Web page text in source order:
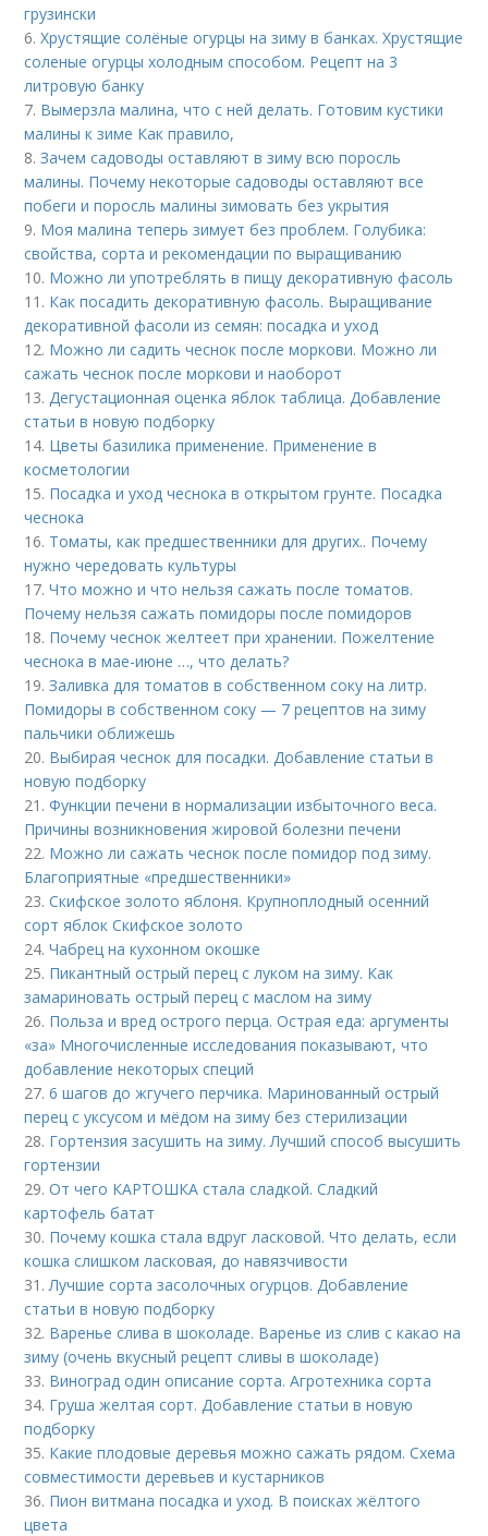
грузински
6.Хрустящие солёные огурцы на зиму в банках. Хрустящие
соленые огурцы холодным способом. Рецепт на 3
литровую банку
7. Вымерзла малина, что с ней делать. Готовим кустики
малины к зиме Как правило,
8.Зачем садоводы оставляют в зиму всю поросль
малины. Почему некоторые садоводы оставляют все
побеги и поросль малины зимовать без укрытия
9. Моя малина теперь зимует без проблем. Голубика:
свойства, сорта и рекомендации по выращиванию
10. Можно ли употреблять в пищу декоративную фасоль
11. Как посадить декоративную фасоль. Выращивание
декоративной фасоли из семян: посадка и уход
12. Можно ли садить чеснок после моркови. Можно ли
сажать чеснок после моркови и наоборот
13.Дегустационная оценка яблок таблица. Добавление
статьи в новую подборку
14. Цветы базилика применение. Применение в
косметологии
15. Посадка и уход чеснока в открытом грунте. Посадка
чеснока
16. Томаты, как предшественники для других.. Почему
нужно чередовать культуры
17.Что можно и что нельзя сажать после томатов.
Почему нельзя сажать помидоры после помидоров
18. Почему чеснок желтеет при хранении. Пожелтение
чеснока в мае-июне …, что делать?
19.Заливка для томатов в собственном соку на литр.
Помидоры в собственном соку — 7 рецептов на зиму
пальчики оближешь
20. Выбирая чеснок для посадки. Добавление статьи в
новую подборку
21.Функции печени в нормализации избыточного веса.
Причины возникновения жировой болезни печени
22. Можно ли сажать чеснок после помидор под зиму.
Благоприятные «предшественники»
23.Скифское золото яблоня. Крупноплодный осенний
сорт яблок Скифское золото
24.Чабрец на кухонном окошке
25. Пикантный острый перец с луком на зиму. Как
замариновать острый перец с маслом на зиму
26. Польза и вред острого перца. Острая еда: аргументы
«за» Многочисленные исследования показывают, что
добавление некоторых специй
27.6 шагов до жгучего перчика. Маринованный острый
перец с уксусом и мёдом на зиму без стерилизации
28. Гортензия засушить на зиму. Лучший способ высушить
гортензии
29.От чего КАРТОШКА стала сладкой. Сладкий
картофель батат
30. Почему кошка стала вдруг ласковой. Что делать, если
кошка слишком ласковая, до навязчивости
31.Лучшие сорта засолочных огурцов. Добавление
статьи в новую подборку
32. Варенье слива в шоколаде. Варенье из слив с какао на
зиму (очень вкусный рецепт сливы в шоколаде)
33. Виноград один описание сорта. Агротехника сорта
34. Груша желтая сорт. Добавление статьи в новую
подборку
35. Какие плодовые деревья можно сажать рядом. Схема
совместимости деревьев и кустарников
36. Пион витмана посадка и уход. В поисках жёлтого
цвета